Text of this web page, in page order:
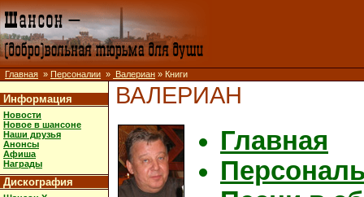
Главная » Персоналии » Валериан » Книги
Информация
Новости
Новое в шансоне
Наши друзья
Анонсы
Афиша
Награды
Дискография
ВАЛЕРИАН
Главная